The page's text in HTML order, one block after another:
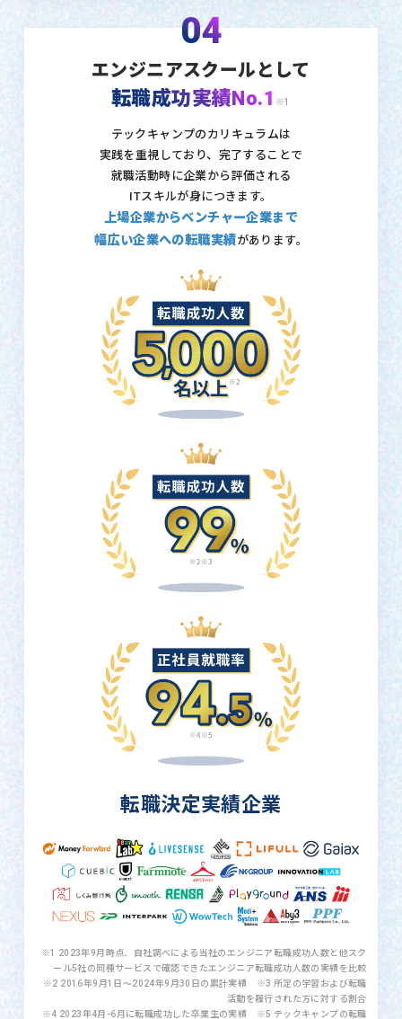
04
エンジニアスクールとして
転職成功実績No.1 ※1
テックキャンプのカリキュラムは
実践を重視しており、 完了することで
就職活動時に企業から評価される
ITスキルが身につきます。
上場企業からベンチャー企業まで
幅広い企業への転職実績があります。
転職決定実績企業
※1 2023年9月時点、自社調べによる当社のエンジニア転職成功人数と他スク
ール5社の同種サービスで確認できたエンジニア転職成功人数の実績を比較
※2 2016年9月1日〜2024年9月30日の累計実績 ※3 所定の学習および転職
活動を履行された方に対する割合
※4 2023年4月-6月に転職成功した卒業生の実績 ※5 テックキャンプの転職